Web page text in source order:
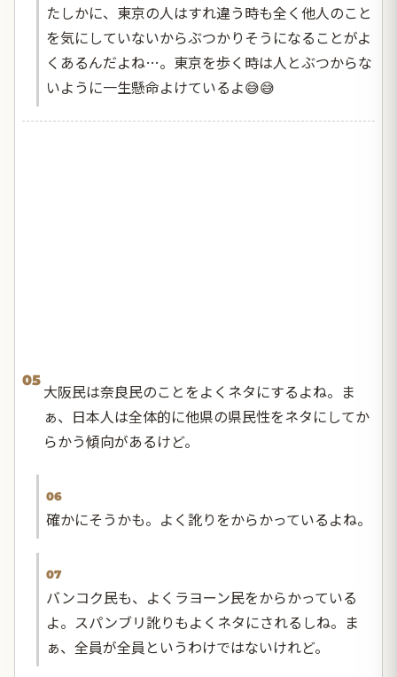
たしかに、東京の人はすれ違う時も全く他人のこと
を気にしていないからぶつかりそうになることがよ
くあるんだよね…。東京を歩く時は人とぶつからな
いように一生懸命よけているよ😅😅
05
大阪民は奈良民のことをよくネタにするよね。ま
ぁ、日本人は全体的に他県の県民性をネタにしてか
らかう傾向があるけど。
06
確かにそうかも。よく訛りをからかっているよね。
07
バンコク民も、よくラヨーン民をからかっている
よ。スパンブリ訛りもよくネタにされるしね。ま
ぁ、全員が全員というわけではないけれど。